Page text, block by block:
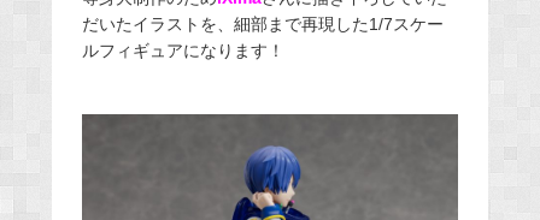
だいたイラストを、細部まで再現した1/7スケー
ルフィギュアになります！